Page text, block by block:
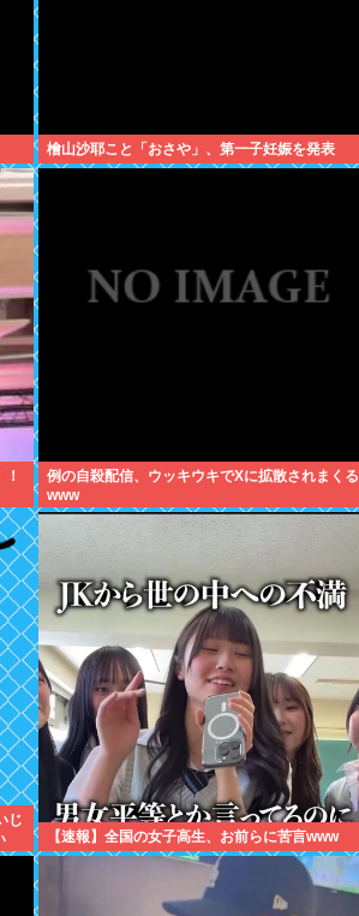
檜山沙耶こと「おさや」、第一子妊娠を発表
例の自殺配信、ウッキウキでXに拡散されまくる
www
じ
【速報】全国の女子高生、お前らに苦言www